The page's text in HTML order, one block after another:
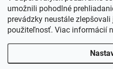
umožnili pohodlné
prevádzky neustále
použiteľnosť. Viac informácií
SuperSvaly.sk - doplnky
supersvaly.sk